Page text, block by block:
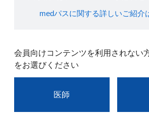
medパスに関する詳しいご紹介
会員向けコンテンツを利用されない
をお選びください
医師